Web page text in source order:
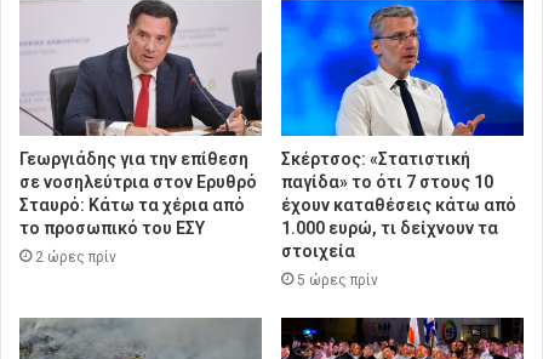
Γεωργιάδης για την επίθεση
σε νοσηλεύτρια στον Ερυθρό
Σταυρό: Κάτω τα χέρια από
το προσωπικό του ΕΣΥ
2 ώρες πρίν
Σκέρτσος: «Στατιστική
παγίδα» το ότι 7 στους 10
έχουν καταθέσεις κάτω από
1.000 ευρώ, τι δείχνουν τα
στοιχεία
5 ώρες πρίν